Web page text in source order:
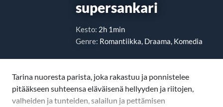
supersankari
Kesto: 2h 1min
Genre: Romantiikka, Draama, Komedia
Tarina nuoresta parista, joka rakastuu ja ponnistelee
pitääkseen suhteensa eläväisenä hellyyden ja riitojen,
valheiden ja tunteiden, salailun ja pettämisen